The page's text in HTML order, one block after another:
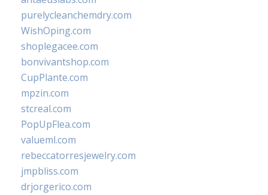
purelycleanchemdry.com
WishOping.com
shoplegacee.com
bonvivantshop.com
CupPlante.com
mpzin.com
stcreal.com
PopUpFlea.com
valueml.com
rebeccatorresjewelry.com
jmpbliss.com
drjorgerico.com